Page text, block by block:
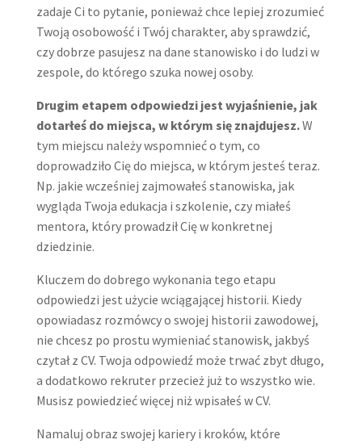
zadaje Ci to pytanie, ponieważ chce lepiej zrozumieć
Twoją osobowość i Twój charakter, aby sprawdzić,
czy dobrze pasujesz na dane stanowisko i do ludzi w
zespole, do którego szuka nowej osoby.
Drugim etapem odpowiedzi jest wyjaśnienie, jak
dotarłeś do miejsca, w którym się znajdujesz.W
tym miejscu należy wspomnieć o tym, co
doprowadziło Cię do miejsca, w którym jesteś teraz.
Np. jakie wcześniej zajmowałeś stanowiska, jak
wygląda Twoja edukacja i szkolenie, czy miałeś
mentora, który prowadził Cię w konkretnej
dziedzinie.
Kluczem do dobrego wykonania tego etapu
odpowiedzi jest użycie wciągającej historii. Kiedy
opowiadasz rozmówcy o swojej historii zawodowej,
nie chcesz po prostu wymieniać stanowisk, jakbyś
czytał z CV. Twoja odpowiedź może trwać zbyt długo,
a dodatkowo rekruter przecież już to wszystko wie.
Musisz powiedzieć więcej niż wpisałeś w CV.
Namaluj obraz swojej kariery i kroków, które